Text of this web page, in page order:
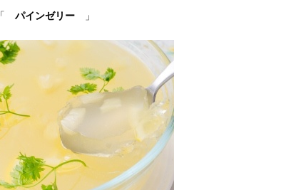
「パインゼリー 」